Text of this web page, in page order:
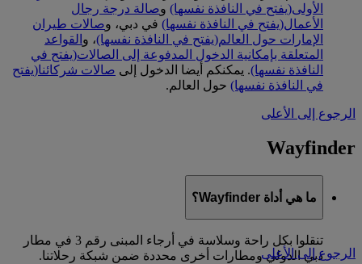
الأولى(يفتح في النافذة نفسها) وصالة درجة رجال
الأعمال(يفتح في النافذة نفسها) في دبي، وصالات طيران
الإمارات حول العالم(يفتح في النافذة نفسها)، و القواعد
المتعلقة بإمكانية الدخول المدفوعة إلى الصالات(يفتح في
النافذة نفسها). يمكنكم أيضا الدخول إلى صالات شركائنا(يفتح
في النافذة نفسها) حول العالم.
الرجوع إلى الأعلى
Wayfinder
ما هي أداة Wayfinder؟
تنقلوا بكل راحة وسلاسة في أرجاء المبنى رقم 3 في مطار
دبي الدولي ومطارات أخرى محددة ضمن شبكة رحلاتنا.
الرجوع إلى الأعلى